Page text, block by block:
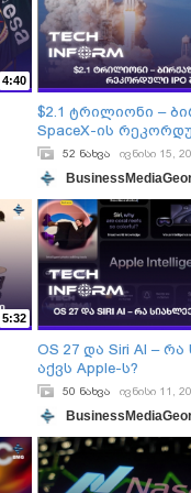
4:40
$2.1 ტრილიონი –
SpaceX-ის
შედგა52 ნახვა ივნისი 15,
5:32
OS 27 და Siri AI –
აქვს Apple-ს?
50 ნახვა ივნისი 11,